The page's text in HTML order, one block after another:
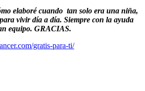
elaboré cuando tan solo era una niña,
vivir día a día. Siempre con la ayuda
equipo. GRACIAS.
gratis-para-ti/